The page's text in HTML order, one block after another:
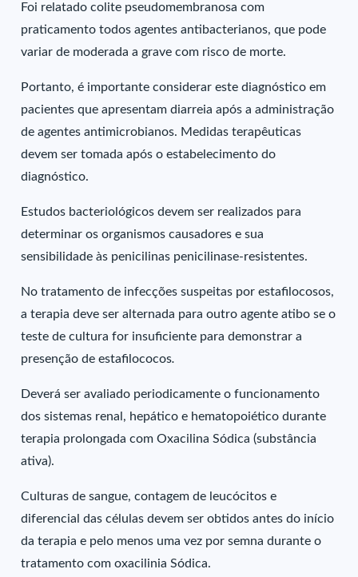
Foi relatado colite pseudomembranosa com
praticamento todos agentes antibacterianos, que pode
variar de moderada a grave com risco de morte.
Portanto, é importante considerar este diagnóstico em
pacientes que apresentam diarreia após a administração
de agentes antimicrobianos. Medidas terapêuticas
devem ser tomada após o estabelecimento do
diagnóstico.
Estudos bacteriológicos devem ser realizados para
determinar os organismos causadores e sua
sensibilidade às penicilinas penicilinase-resistentes.
No tratamento de infecções suspeitas por estafilocosos,
a terapia deve ser alternada para outro agente atibo se o
teste de cultura for insuficiente para demonstrar a
presenção de estafilococos.
Deverá ser avaliado periodicamente o funcionamento
dos sistemas renal, hepático e hematopoiético durante
terapia prolongada com Oxacilina Sódica (substância
ativa).
Culturas de sangue, contagem de leucócitos e
diferencial das células devem ser obtidos antes do início
da terapia e pelo menos uma vez por semna durante o
tratamento com oxacilinia Sódica.